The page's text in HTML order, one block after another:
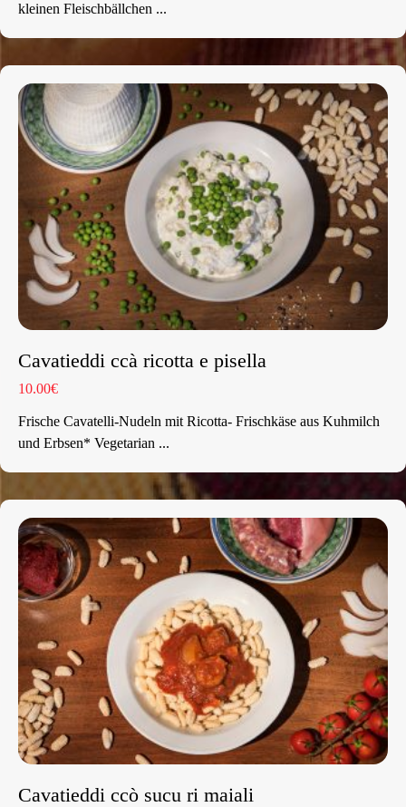
kleinen Fleischbällchen ...
Cavatieddi ccà ricotta e pisella
10.00€
Frische Cavatelli-Nudeln mit Ricotta- Frischkäse aus Kuhmilch
und Erbsen* Vegetarian ...
Cavatieddi ccò sucu ri maiali